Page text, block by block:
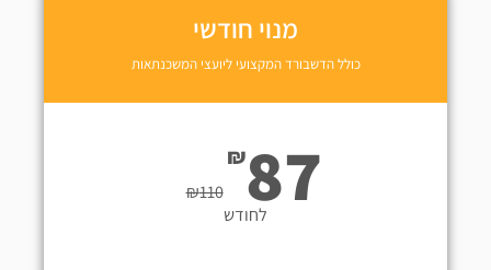
מנוי חודשי
כולל הדשבורד המקצועי ליועצי המשכנתאות
₪110
₪87לחודש